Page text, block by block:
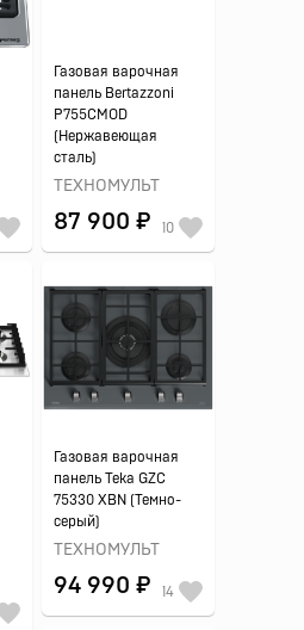
Газовая варочная
панель Bertazzoni
P755CMOD
(Нержавеющая
сталь)
ТЕХНОМУЛЬТ
87 900 ₽ 10
Газовая варочная
панель Teka GZC
75330 XBN (Темно-
серый)
ТЕХНОМУЛЬТ
94 990 ₽ 14